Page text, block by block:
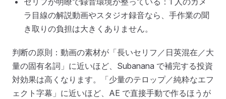
ラ目線の解説動画やスタジオ録音なら、手作業の聞
き取りの負担は大きくありません。
判断の原則：動画の素材が「長いセリフ／日英混在／大
量の固有名詞」に近いほど、Subanana で補完する投資
対効果は高くなります。「少量のテロップ／純粋なエフ
ェクト字幕」に近いほど、AE で直接手動で作るほうが